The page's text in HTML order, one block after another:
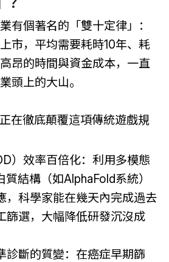
有個著名的「雙十定律」：
市，平均需要耗時10年、耗
昂的時間與資金成本，一直
頭上的大山。
在徹底顛覆這項傳統遊戲規
）效率百倍化：利用多模態
結構（如AlphaFold系統）
，科學家能在幾天內完成過去
篩選，大幅降低研發沉沒成
診斷的質變：在癌症早期篩